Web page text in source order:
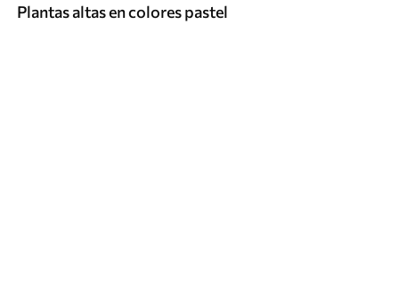
Plantas altas en colores pastel